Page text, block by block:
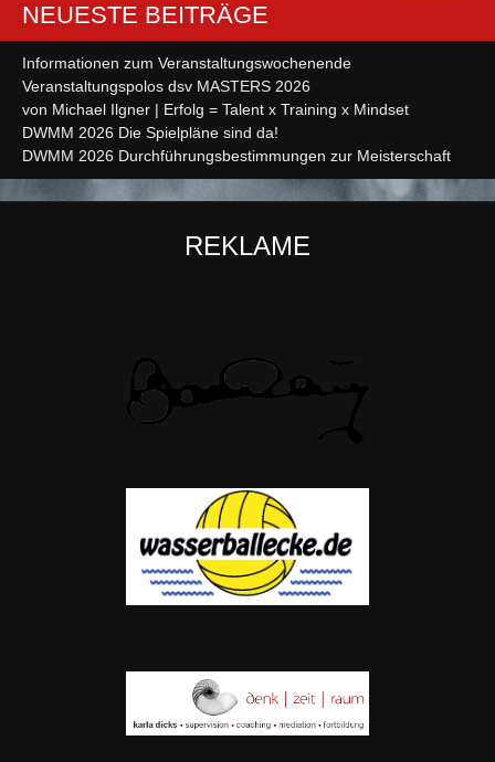
NEUESTE BEITRÄGE
Informationen zum Veranstaltungswochenende
Veranstaltungspolos dsv MASTERS 2026
von Michael Ilgner | Erfolg = Talent x Training x Mindset
DWMM 2026 Die Spielpläne sind da!
DWMM 2026 Durchführungsbestimmungen zur Meisterschaft
REKLAME